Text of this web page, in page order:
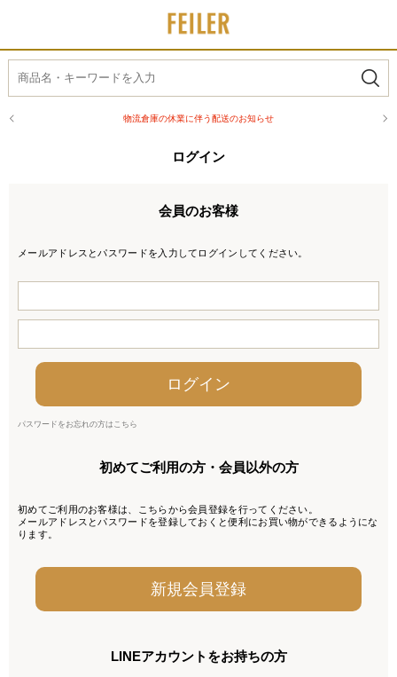
物流倉庫の休業に伴う配送のお知らせ
ログイン
会員のお客様
メールアドレスとパスワードを入力してログインしてください。
パスワードをお忘れの方はこちら
初めてご利用の方・会員以外の方
初めてご利用のお客様は、こちらから会員登録を行ってください。
メールアドレスとパスワードを登録しておくと便利にお買い物ができるようにな
ります。
LINEアカウントをお持ちの方